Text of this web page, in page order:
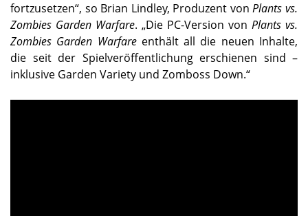
fortzusetzen“, so Brian Lindley, Produzent vonPlants vs.
Zombies Garden Warfare. „Die PC-Version von Plants vs.
Zombies Garden Warfareenthält all die neuen Inhalte,
die seit der Spielveröffentlichung erschienen sind –
inklusive Garden Variety und Zomboss Down.“